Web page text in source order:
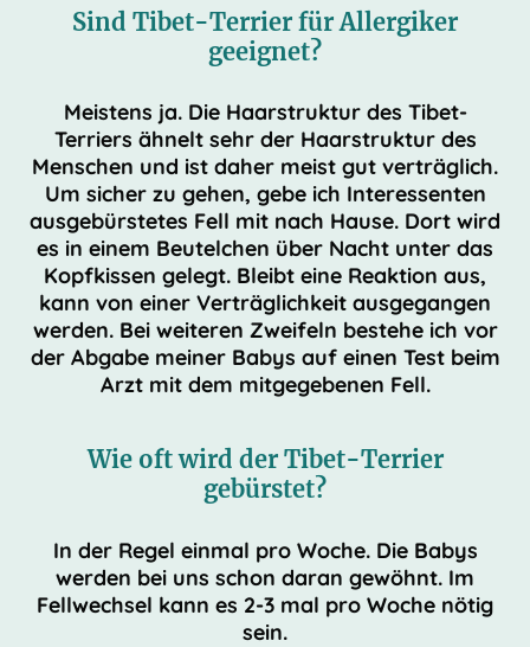
Sind Tibet-Terrier für Allergiker
geeignet?
Meistens ja. Die Haarstruktur des Tibet-
Terriers ähnelt sehr der Haarstruktur des
Menschen und ist daher meist gut verträglich.
Um sicher zu gehen, gebe ich Interessenten
ausgebürstetes Fell mit nach Hause. Dort wird
es in einem Beutelchen über Nacht unter das
Kopfkissen gelegt. Bleibt eine Reaktion aus,
kann von einer Verträglichkeit ausgegangen
werden. Bei weiteren Zweifeln bestehe ich vor
der Abgabe meiner Babys auf einen Test beim
Arzt mit dem mitgegebenen Fell.
Wie oft wird der Tibet-Terrier
gebürstet?
In der Regel einmal pro Woche. Die Babys
werden bei uns schon daran gewöhnt. Im
Fellwechsel kann es 2-3 mal pro Woche nötig
sein.